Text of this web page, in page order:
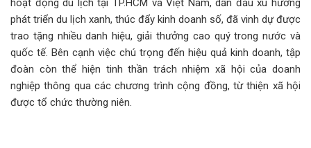
phát triển du lịch xanh, thúc đẩy kinh doanh số, đã vinh dự được
trao tặng nhiều danh hiệu, giải thưởng cao quý trong nước và
quốc tế. Bên cạnh việc chú trọng đến hiệu quả kinh doanh, tập
đoàn còn thể hiện tinh thần trách nhiệm xã hội của doanh
nghiệp thông qua các chương trình cộng đồng, từ thiện xã hội
được tổ chức thường niên.